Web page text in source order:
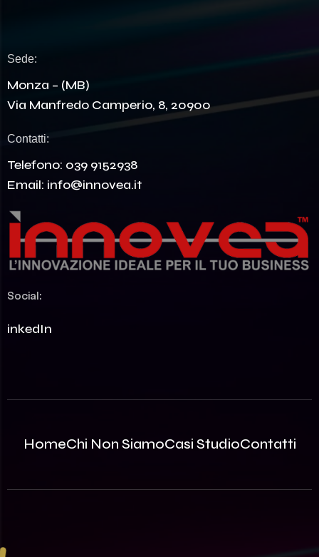
Sede:
Monza – (MB)
Via Manfredo Camperio, 8, 20900
Contatti:
Telefono: 039 9152938
Email: info@innovea.it
Social:
LinkedIn
HomeChi Non SiamoCasi StudioContatti